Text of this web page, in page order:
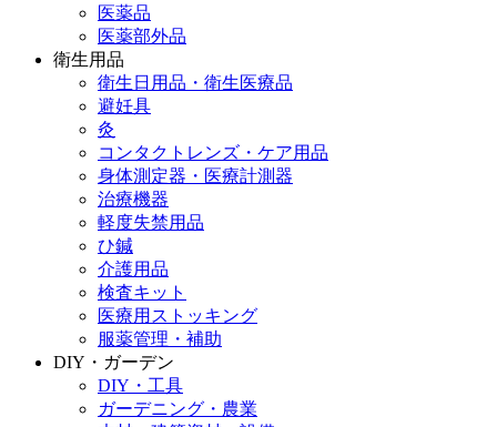
医薬品
医薬部外品
衛生用品
衛生日用品・衛生医療品
避妊具
灸
コンタクトレンズ・ケア用品
身体測定器・医療計測器
治療機器
軽度失禁用品
ひ鍼
介護用品
検査キット
医療用ストッキング
服薬管理・補助
DIY・ガーデン
DIY・工具
ガーデニング・農業